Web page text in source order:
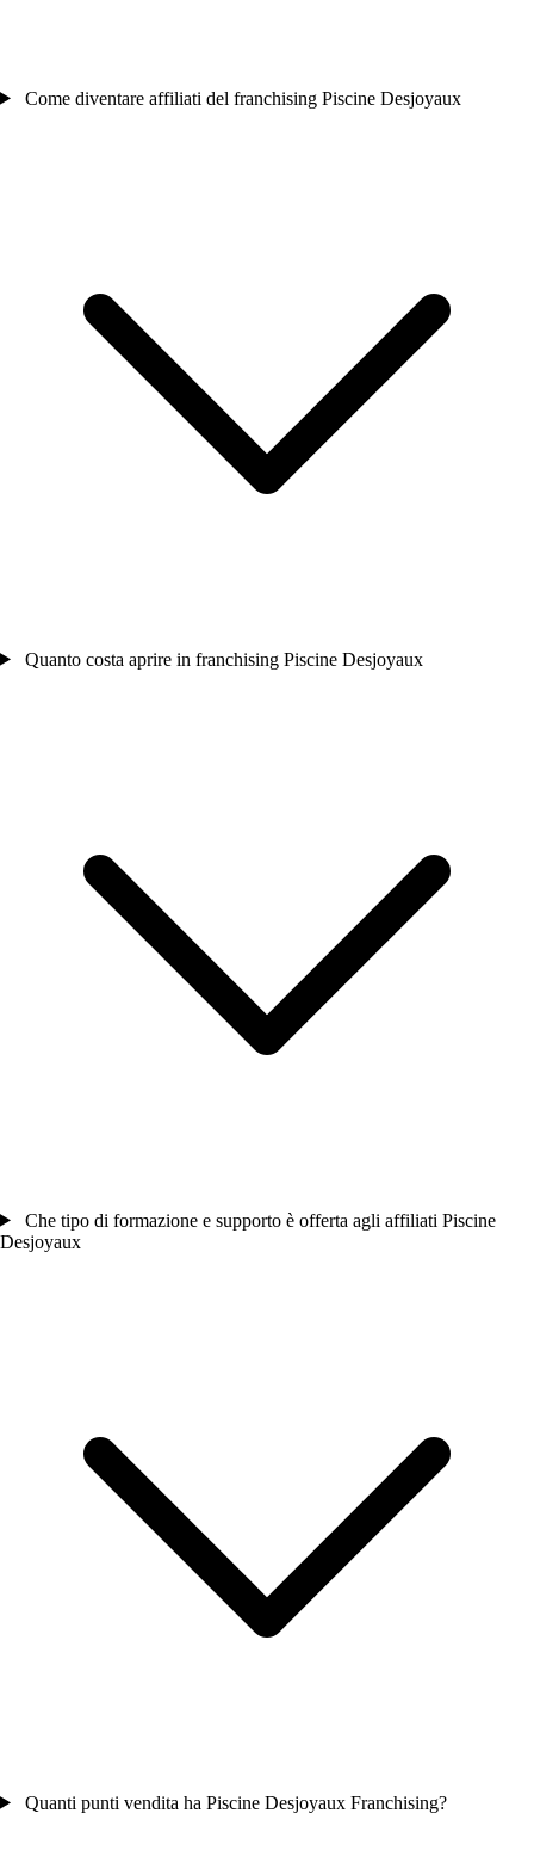
Come diventare affiliati del franchising Piscine Desjoyaux
Quanto costa aprire in franchising Piscine Desjoyaux
Che tipo di formazione e supporto è offerta agli affiliati Piscine
Desjoyaux
Quanti punti vendita ha Piscine Desjoyaux Franchising?